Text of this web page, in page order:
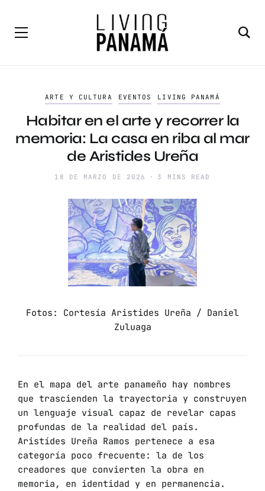
ARTE Y CULTURA EVENTOS LIVING PANAMÁ
Habitar en el arte y recorrer la
memoria: La casa en riba al mar
de Aristides Ureña
18 DE MARZO DE 2026 3 MINS READ
Fotos: Cortesía Aristides Ureña / Daniel
Zuluaga
En el mapa del arte panameño hay nombres
que trascienden la trayectoria y construyen
un lenguaje visual capaz de revelar capas
profundas de la realidad del país.
Aristídes Ureña Ramos pertenece a esa
categoría poco frecuente: la de los
creadores que convierten la obra en
memoria, en identidad y en permanencia.